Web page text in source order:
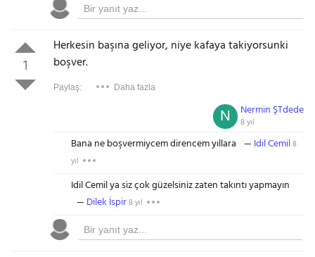
1
Herkesin başına geliyor, niye kafaya takiyorsunki
boşver.
Paylaş: Daha fazla
Nermin ŞTdede
8 yıl
N
Bana ne boşvermiycem direncem yıllara Idil Cemil8
yıl
Idil Cemil ya siz çok güzelsiniz zaten takıntı yapmayın
Dilek İspir8 yıl